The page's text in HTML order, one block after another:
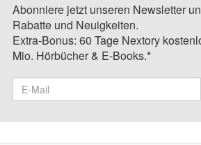
Abonniere jetzt unseren Newsletter
Rabatte und Neuigkeiten.
Extra-Bonus: 60 Tage Nextory
Mio. Hörbücher & E-Books.*